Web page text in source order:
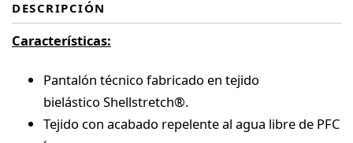
DESCRIPCIÓN
Características:
Pantalón técnico fabricado en tejido
bielástico Shellstretch®.
Tejido con acabado repelente al agua libre de PFC